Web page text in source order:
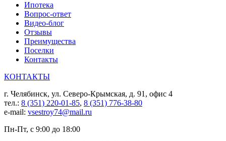
Ипотека
Вопрос-ответ
Видео-блог
Отзывы
Преимущества
Поселки
Контакты
КОНТАКТЫ
г. Челябинск, ул. Северо-Крымская, д. 91, офис 4
тел.: 8 (351) 220-01-85, 8 (351) 776-38-80
e-mail: vsestroy74@mail.ru
Пн-Пт, с 9:00 до 18:00